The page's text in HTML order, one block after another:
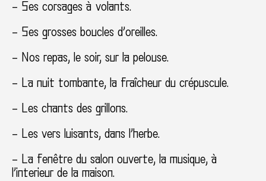
– Ses corsages à volants.
– Ses grosses boucles d’oreilles.
– Nos repas, le soir, sur la pelouse.
– La nuit tombante, la fraîcheur du crépuscule.
– Les chants des grillons.
– Les vers luisants, dans l’herbe.
– La fenêtre du salon ouverte, la musique, à
l’interieur de la maison.